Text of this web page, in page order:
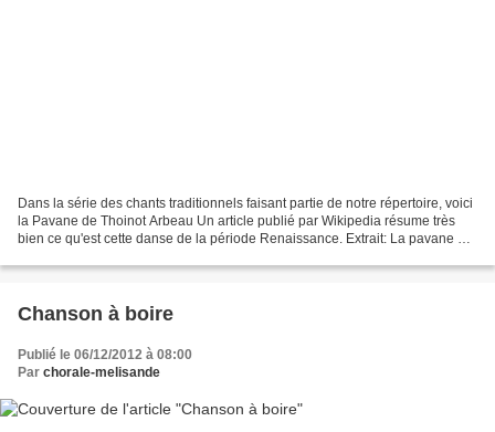
Dans la série des chants traditionnels faisant partie de notre répertoire, voici
la Pavane de Thoinot Arbeau Un article publié par Wikipedia résume très
bien ce qu'est cette danse de la période Renaissance. Extrait: La pavane est
Chanson à boire
Publié le 06/12/2012 à 08:00
Par chorale-melisande